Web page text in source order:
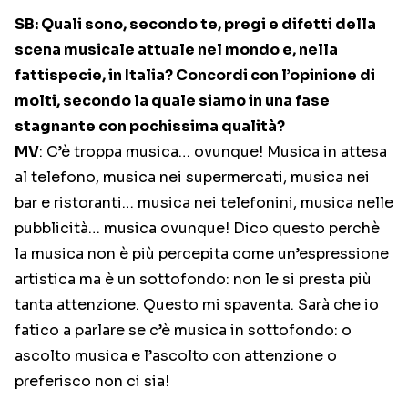
SB: Quali sono, secondo te, pregi e difetti della
scena musicale attuale nel mondo e, nella
fattispecie, in Italia? Concordi con l’opinione di
molti, secondo la quale siamo in una fase
stagnante con pochissima qualità?
MV: C’è troppa musica… ovunque! Musica in attesa
al telefono, musica nei supermercati, musica nei
bar e ristoranti… musica nei telefonini, musica nelle
pubblicità… musica ovunque! Dico questo perchè
la musica non è più percepita come un’espressione
artistica ma è un sottofondo: non le si presta più
tanta attenzione. Questo mi spaventa. Sarà che io
fatico a parlare se c’è musica in sottofondo: o
ascolto musica e l’ascolto con attenzione o
preferisco non ci sia!